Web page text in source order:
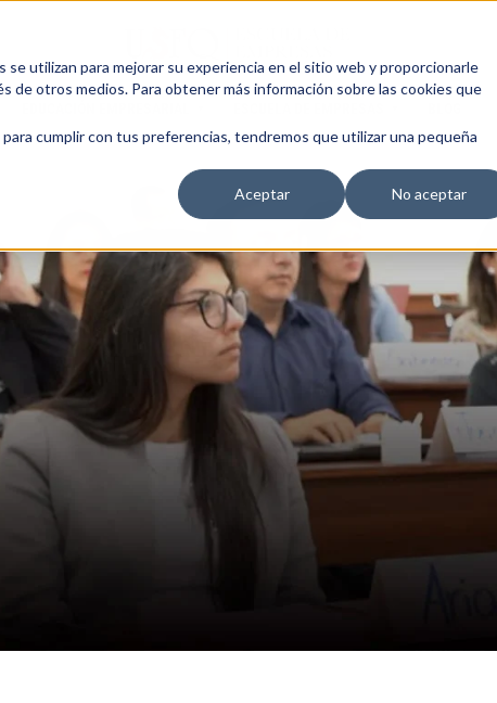
utilizan para mejorar su experiencia en el sitio web y proporcionarle
de otros medios. Para obtener más información sobre las cookies que
cumplir con tus preferencias, tendremos que utilizar una pequeña
Aceptar
No aceptar